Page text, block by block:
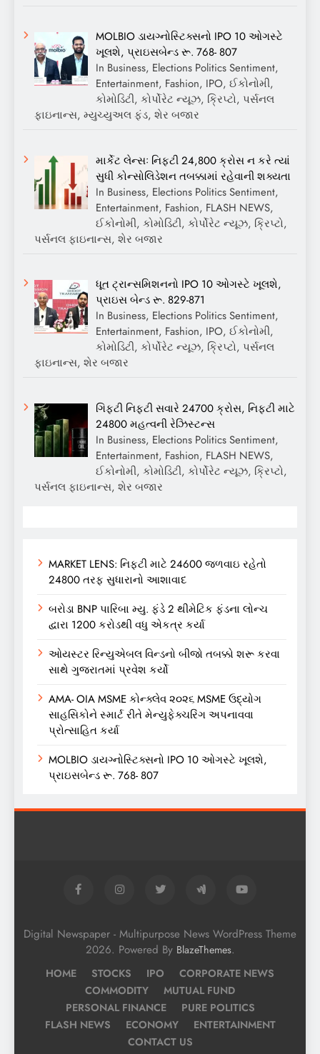
MOLBIO ડાયગ્નોસ્ટિક્સનો IPO 10 ઓગસ્ટે
ખૂલશે, પ્રાઇસબેન્ડ રૂ. 768- 807
In Business, Elections Politics Sentiment,
Entertainment, Fashion, IPO, ઈકોનોમી,
કોમોડિટી, કોર્પોરેટ ન્યૂઝ, ક્રિપ્ટો, પર્સનલ
ફાઇનાન્સ, મ્યુચ્યુઅલ ફંડ, શેર બજાર
માર્કેટ લેન્સઃ નિફ્ટી 24,800 ક્રોસ ન કરે ત્યાં
સુધી કોન્સોલિડેશન તબક્કામાં રહેવાની શક્યતા
In Business, Elections Politics Sentiment,
Entertainment, Fashion, FLASH NEWS,
ઈકોનોમી, કોમોડિટી, કોર્પોરેટ ન્યૂઝ, ક્રિપ્ટો,
પર્સનલ ફાઇનાન્સ, શેર બજાર
ધૂત ટ્રાન્સમિશનનો IPO 10 ઓગસ્ટે ખૂલશે,
પ્રાઇસ બેન્ડ રૂ. 829-871
In Business, Elections Politics Sentiment,
Entertainment, Fashion, IPO, ઈકોનોમી,
કોમોડિટી, કોર્પોરેટ ન્યૂઝ, ક્રિપ્ટો, પર્સનલ
ફાઇનાન્સ, શેર બજાર
ગિફ્ટી નિફ્ટી સવારે 24700 ક્રોસ, નિફ્ટી માટે
24800 મહત્વની રેઝિસ્ટન્સ
In Business, Elections Politics Sentiment,
Entertainment, Fashion, FLASH NEWS,
ઈકોનોમી, કોમોડિટી, કોર્પોરેટ ન્યૂઝ, ક્રિપ્ટો,
પર્સનલ ફાઇનાન્સ, શેર બજાર
MARKET LENS: નિફ્ટી માટે 24600 જળવાઇ રહેતો
24800 તરફ સુધારાનો આશાવાદ
બરોડા BNP પારિબા મ્યુ. ફંડે 2 થીમેટિક ફંડના લોન્ચ
દ્વારા 1200 કરોડથી વધુ એકત્ર કર્યા
ઓયસ્ટર રિન્યુએબલ વિન્ડનો બીજો તબક્કો શરૂ કરવા
સાથે ગુજરાતમાં પ્રવેશ કર્યો
AMA- OIA MSME કોન્ક્લેવ ૨૦૨૬ MSME ઉદ્યોગ
સાહસિકોને સ્માર્ટ રીતે મેન્યુફેક્ચરિંગ અપનાવવા
પ્રોત્સાહિત કર્યા
MOLBIO ડાયગ્નોસ્ટિક્સનો IPO 10 ઓગસ્ટે ખૂલશે,
પ્રાઇસબેન્ડ રૂ. 768- 807
Digital Newspaper - Multipurpose News WordPress Theme
2026. Powered By BlazeThemes.
HOME STOCKS IPO
CORPORATE NEWS
COMMODITY
MUTUAL FUND
PERSONAL FINANCE
PURE POLITICS
FLASH NEWS
ECONOMY
ENTERTAINMENT
CONTACT US